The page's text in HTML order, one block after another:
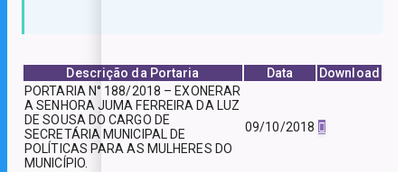
Descrição da Portaria Data
Download
PORTARIA N° 188/2018 – EXONERAR
A SENHORA JUMA FERREIRA DA LUZ
DE SOUSA DO CARGO DE
SECRETÁRIA MUNICIPAL DE
POLÍTICAS PARA AS MULHERES DO
MUNICÍPIO.
09/10/2018